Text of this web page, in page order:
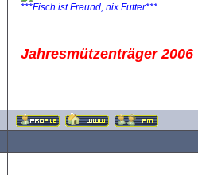
***Fisch ist Freund, nix Futter***
Jahresmützenträger 2006